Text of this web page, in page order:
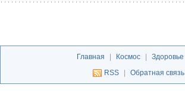
Главная | Космос | Здоровье
RSS
| Обратная связь